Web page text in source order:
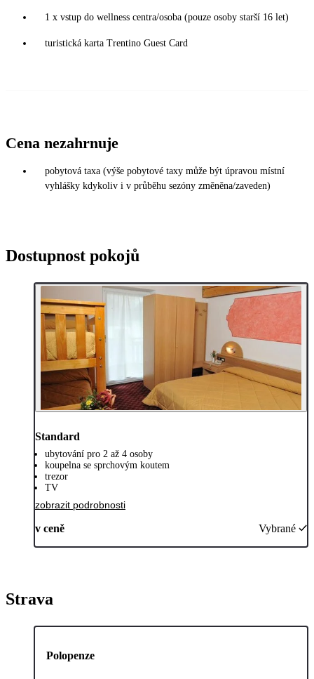
1 x vstup do wellness centra/osoba (pouze osoby starší 16 let)
turistická karta Trentino Guest Card
Cena nezahrnuje
pobytová taxa (výše pobytové taxy může být úpravou místní
vyhlášky kdykoliv i v průběhu sezóny změněna/zaveden)
Dostupnost pokojů
Standard
ubytování pro 2 až 4 osoby
koupelna se sprchovým koutem
trezor
TV
zobrazit podrobnosti
v ceně Vybrané
Strava
Polopenze